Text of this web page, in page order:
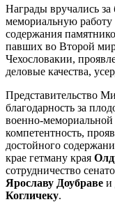
Награды вручались
мемориальную работу
содержания
павших во Второй
Чехословакии,
деловые качества,
Представительство
благодарность за
военно-
компетентность,
достойного
крае гетману края
сотрудничество
Ярославу Доубраве и
Когличеку.